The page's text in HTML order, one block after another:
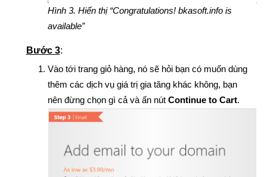
Hình 3. Hiển thị “Congratulations! bkasoft.info is
available”
Bước 3:
Vào tới trang giỏ hàng, nó sẽ hỏi bạn có muốn dùng
thêm các dịch vụ giá trị gia tăng khác không, bạn
nên đừng chọn gì cả và ấn nútContinue to Cart.